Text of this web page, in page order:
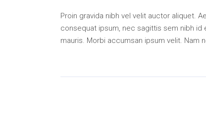
Proin gravida nibh vel velit auctor aliquet.
consequat ipsum, nec sagittis sem nibh
mauris. Morbi accumsan ipsum velit. Nam